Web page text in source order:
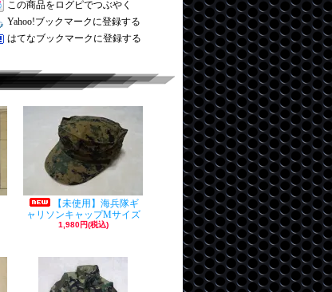
この商品をログピでつぶやく
Yahoo!ブックマークに登録する
はてなブックマークに登録する
【未使用】海兵隊ギ
ャリソンキャップMサイズ
1,980円(税込)